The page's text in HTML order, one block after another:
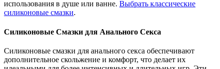
использования в душе или ванне. Выбрать классические
силиконовые смазки.
Силиконовые Смазки для Анального Секса
Силиконовые смазки для анального секса обеспечивают
дополнительное скольжение и комфорт, что делает их